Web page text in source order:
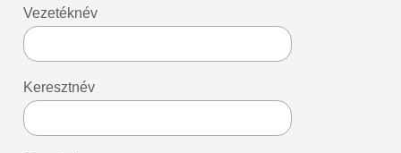
Vezetéknév
Keresztnév